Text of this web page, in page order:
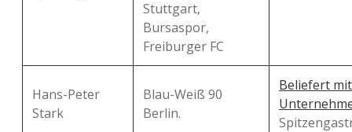
Stuttgart,
Bursaspor,
Freiburger FC
Hans-Peter
Stark
Blau-Weiß 90
Berlin.
Beliefert